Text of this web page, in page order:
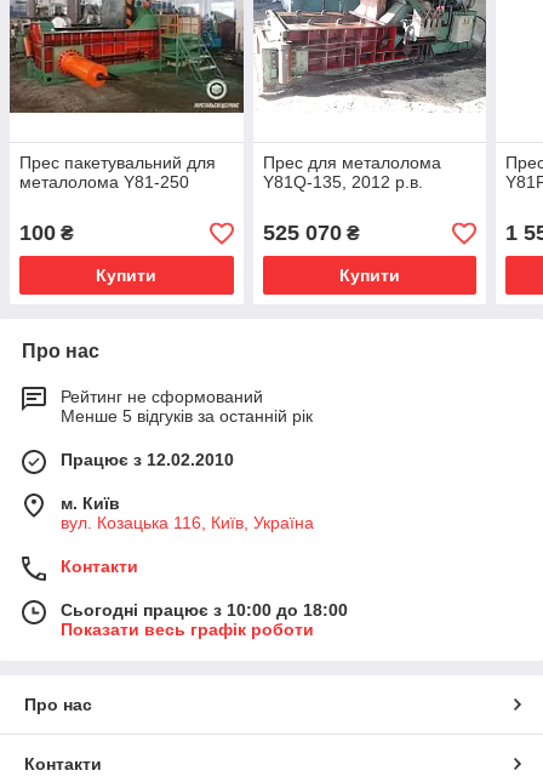
Прес пакетувальний для
металолома Y81-250
100 ₴
Купити
Прес для металолома
Y81Q-135, 2012 р.в.
525 070₴
Купити
1
Про нас
Рейтинг не сформований
Менше 5 відгуків за останній рік
Працює з 12.02.2010
м. Київ
вул. Козацька 116, Київ, Україна
Контакти
Сьогодні працює з 10:00 до 18:00
Показати весь графік роботи
Про нас
Контакти